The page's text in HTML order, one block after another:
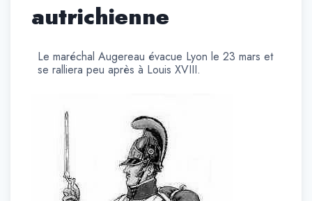
autrichienne
Le maréchal Augereau évacue Lyon le 23 mars et
se ralliera peu après à Louis XVIII.